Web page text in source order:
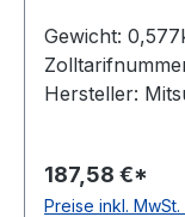
Gewicht:
Hersteller:
Norm: auf
187,58 €*
Preise inkl.